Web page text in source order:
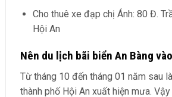
Cho thuê xe đạp chị Ánh: 80 Đ.
Hội An
Nên du lịch bãi biển An Bàng
Từ tháng 10 đến tháng 01 năm sau
thành phố Hội An xuất hiện mưa.